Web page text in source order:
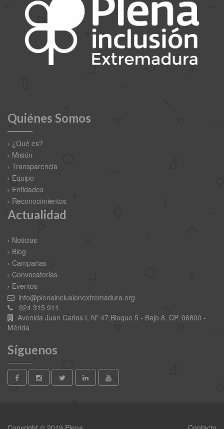
Quiénes Somos
¿Qué es?
Misión
Transparencia
Equipo
Entidades
Reconocimientos
Actualidad
Noticias
Blog
Campañas
Convocatorias
Eventos
info@plenainclusionextremadura.org
924 315 911
Avenida Juan Carlos I, Nº 47,Bloque 5 - Bajo 8. CP. 06800 -
Mérida
Síguenos